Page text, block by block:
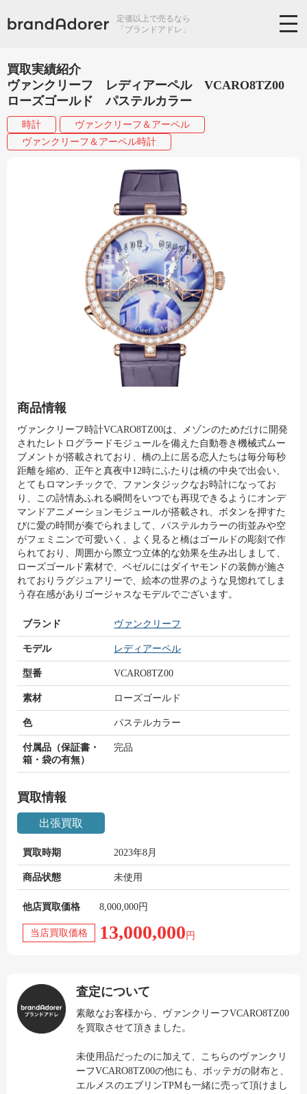
定価以上で売るなら
「ブランドアドレ」
買取実績紹介
ヴァンクリーフ レディアーペル VCARO8TZ00
ローズゴールド パステルカラー
時計
ヴァンクリーフ＆アーペル
ヴァンクリーフ＆アーペル時計
商品情報
ヴァンクリーフ時計VCARO8TZ00は、メゾンのためだけに開発
されたレトログラードモジュールを備えた自動巻き機械式ムー
ブメントが搭載されており、橋の上に居る恋人たちは毎分毎秒
距離を縮め、正午と真夜中12時にふたりは橋の中央で出会い、
とてもロマンチックで、ファンタジックなお時計になってお
り、この詩情あふれる瞬間をいつでも再現できるようにオンデ
マンドアニメーションモジュールが搭載され、ボタンを押すた
びに愛の時間が奏でられまして、パステルカラーの街並みや空
がフェミニンで可愛いく、よく見ると橋はゴールドの彫刻で作
られており、周囲から際立つ立体的な効果を生み出しまして、
ローズゴールド素材で、ベゼルにはダイヤモンドの装飾が施さ
れておりラグジュアリーで、絵本の世界のような見惚れてしま
う存在感がありゴージャスなモデルでございます。
ブランド ヴァンクリーフ
モデル レディアーペル
型番 VCARO8TZ00
素材 ローズゴールド
色 パステルカラー
付属品（保証書・
箱・袋の有無）
完品
買取情報
出張買取
買取時期 2023年8月
商品状態 未使用
他店買取価格 8,000,000円
当店買取価格 13,000,000 円
査定について
素敵なお客様から、ヴァンクリーフVCARO8TZ00
を買取させて頂きました。
未使用品だったのに加えて、こちらのヴァンクリ
ーフVCARO8TZ00の他にも、ボッテガの財布と、
エルメスのエブリンTPMも一緒に売って頂けまし